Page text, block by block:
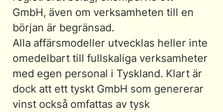
GmbH, även om verksamheten till en
början är begränsad.
Alla affärsmodeller utvecklas heller inte
omedelbart till fullskaliga verksamheter
med egen personal i Tyskland. Klart är
dock att ett tyskt GmbH som genererar
vinst också omfattas av tysk